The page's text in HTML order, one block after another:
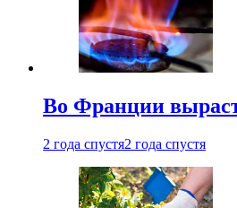
Во Франции
2 года спустя2 года спустя